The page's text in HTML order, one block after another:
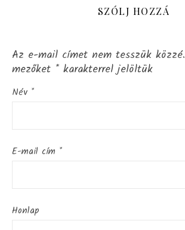
SZÓLJ HOZZÁ
Az e-mail címet nem tesszük közzé.
mezőket * karakterrel jelöltük
Név *
E-mail cím *
Honlap